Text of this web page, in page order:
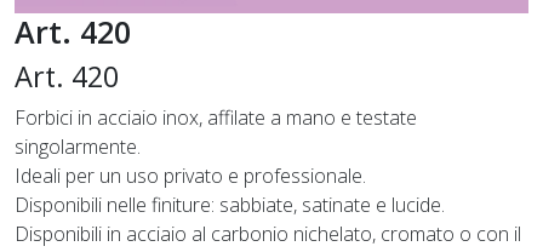
Art. 420
Art. 420
Forbici in acciaio inox, affilate a mano e testate
singolarmente.
Ideali per un uso privato e professionale.
Disponibili nelle finiture: sabbiate, satinate e lucide.
Disponibili in acciaio al carbonio nichelato, cromato o con il